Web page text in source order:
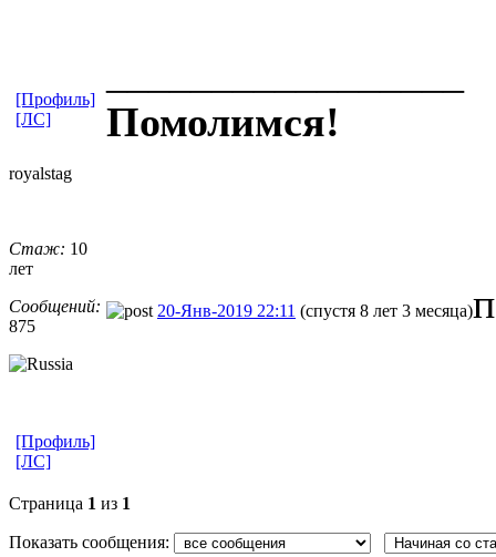
Помолимся!
[Профиль]
[ЛС]
royalstag
Стаж: 10
лет
Сообщений:
875
20-Янв-2019 22:11 (спустя 8 лет 3 месяца)
[Профиль]
[ЛС]
Страница 1 из 1
Показать сообщения: